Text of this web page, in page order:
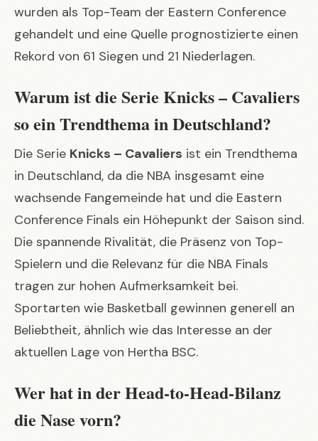
wurden als Top-Team der Eastern Conference
gehandelt und eine Quelle prognostizierte einen
Rekord von 61 Siegen und 21 Niederlagen.
Warum ist die Serie Knicks – Cavaliers
so ein Trendthema in Deutschland?
Die Serie Knicks – Cavaliers ist ein Trendthema
in Deutschland, da die NBA insgesamt eine
wachsende Fangemeinde hat und die Eastern
Conference Finals ein Höhepunkt der Saison sind.
Die spannende Rivalität, die Präsenz von Top-
Spielern und die Relevanz für die NBA Finals
tragen zur hohen Aufmerksamkeit bei.
Sportarten wie Basketball gewinnen generell an
Beliebtheit, ähnlich wie das Interesse an der
aktuellen Lage von Hertha BSC.
Wer hat in der Head-to-Head-Bilanz
die Nase vorn?